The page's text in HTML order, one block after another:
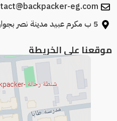
eg.com
5 ب مكرم عبيد مدينة نصر بجوار جزارة آمان
موقعنا علي الخريطة